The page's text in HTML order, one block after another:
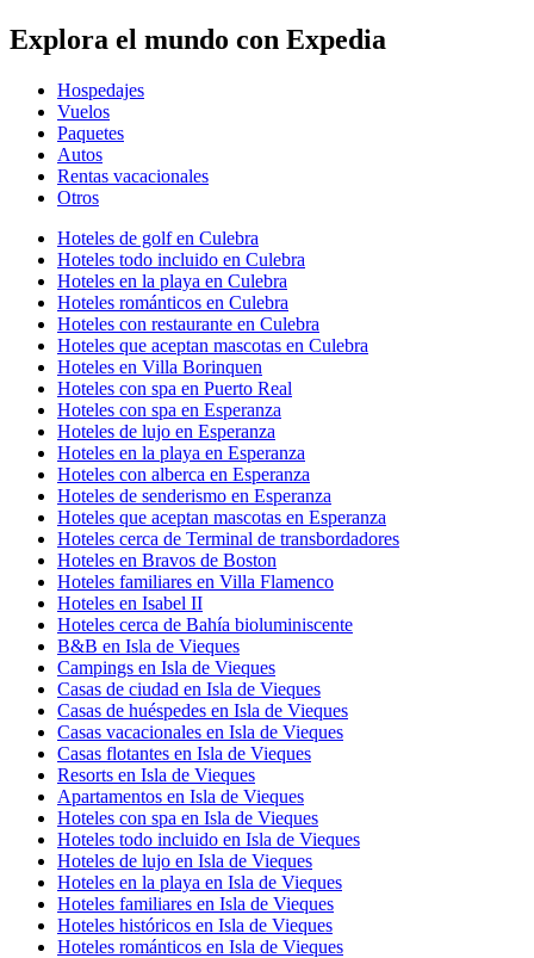
Explora el mundo con Expedia
Hospedajes
Vuelos
Paquetes
Autos
Rentas vacacionales
Otros
Hoteles de golf en Culebra
Hoteles todo incluido en Culebra
Hoteles en la playa en Culebra
Hoteles románticos en Culebra
Hoteles con restaurante en Culebra
Hoteles que aceptan mascotas en Culebra
Hoteles en Villa Borinquen
Hoteles con spa en Puerto Real
Hoteles con spa en Esperanza
Hoteles de lujo en Esperanza
Hoteles en la playa en Esperanza
Hoteles con alberca en Esperanza
Hoteles de senderismo en Esperanza
Hoteles que aceptan mascotas en Esperanza
Hoteles cerca de Terminal de transbordadores
Hoteles en Bravos de Boston
Hoteles familiares en Villa Flamenco
Hoteles en Isabel II
Hoteles cerca de Bahía bioluminiscente
B&B en Isla de Vieques
Campings en Isla de Vieques
Casas de ciudad en Isla de Vieques
Casas de huéspedes en Isla de Vieques
Casas vacacionales en Isla de Vieques
Casas flotantes en Isla de Vieques
Resorts en Isla de Vieques
Apartamentos en Isla de Vieques
Hoteles con spa en Isla de Vieques
Hoteles todo incluido en Isla de Vieques
Hoteles de lujo en Isla de Vieques
Hoteles en la playa en Isla de Vieques
Hoteles familiares en Isla de Vieques
Hoteles históricos en Isla de Vieques
Hoteles románticos en Isla de Vieques